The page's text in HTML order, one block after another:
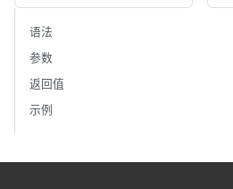
语法
参数
返回值
示例